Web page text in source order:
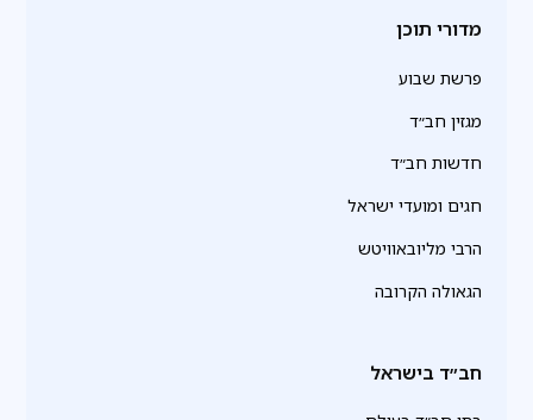
מדורי תוכן
פרשת שבוע
מגזין חב״ד
חדשות חב״ד
חגים ומועדי ישראל
הרבי מליובאוויטש
הגאולה הקרובה
חב״ד בישראל